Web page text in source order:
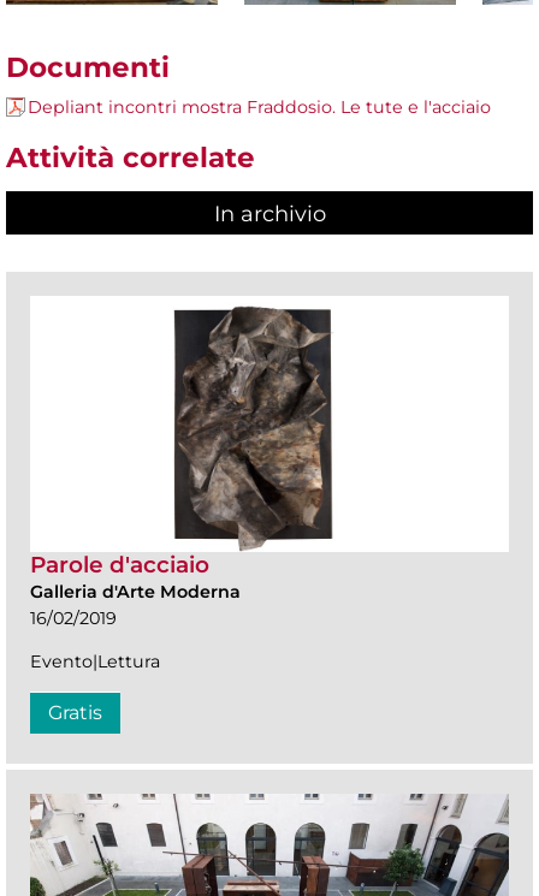
Documenti
Depliant incontri mostra Fraddosio. Le tute e l'acciaio
Attività correlate
In archivio
Parole d'acciaio
Galleria d'Arte Moderna
16/02/2019
Evento|Lettura
Gratis